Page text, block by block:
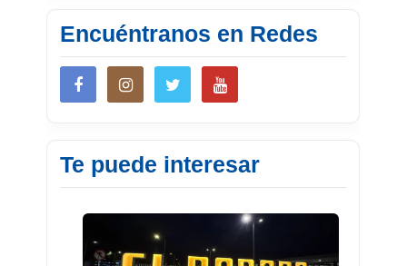
Encuéntranos en Redes
Te puede interesar